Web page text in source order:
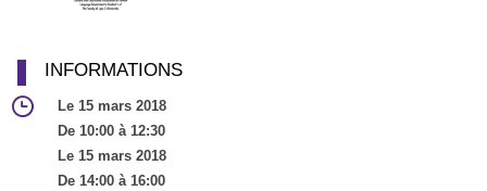
INFORMATIONS
Le 15 mars 2018
De 10:00 à 12:30
Le 15 mars 2018
De 14:00 à 16:00